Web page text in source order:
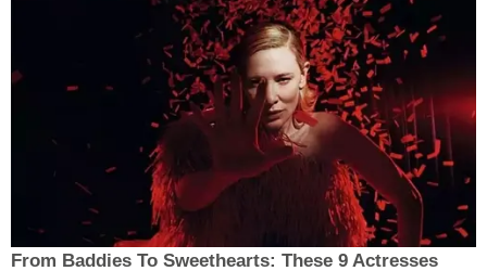
From Baddies To Sweethearts: These 9 Actresses